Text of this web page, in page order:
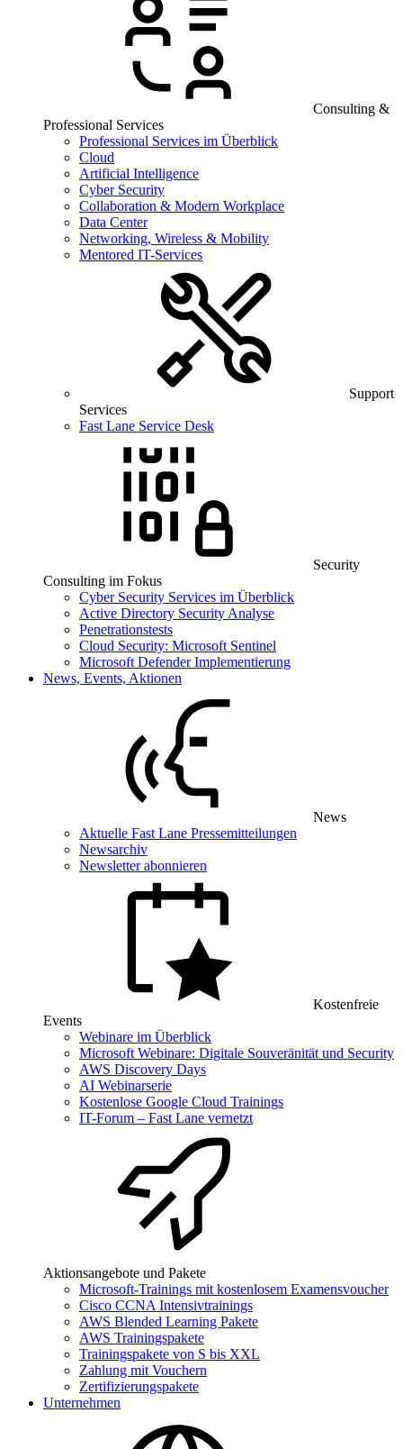
Consulting &
Professional Services
Professional Services im Überblick
Cloud
Artificial Intelligence
Cyber Security
Collaboration & Modern Workplace
Data Center
Networking, Wireless & Mobility
Mentored IT-Services
Support
Services
Fast Lane Service Desk
Security
Consulting im Fokus
Cyber Security Services im Überblick
Active Directory Security Analyse
Penetrationstests
Cloud Security: Microsoft Sentinel
Microsoft Defender Implementierung
News, Events, Aktionen
News
Aktuelle Fast Lane Pressemitteilungen
Newsarchiv
Newsletter abonnieren
Kostenfreie
Events
Webinare im Überblick
Microsoft Webinare: Digitale Souveränität und Security
AWS Discovery Days
AI Webinarserie
Kostenlose Google Cloud Trainings
IT-Forum – Fast Lane vernetzt
Aktionsangebote und Pakete
Microsoft-Trainings mit kostenlosem Examensvoucher
Cisco CCNA Intensivtrainings
AWS Blended Learning Pakete
AWS Trainingspakete
Trainingspakete von S bis XXL
Zahlung mit Vouchern
Zertifizierungspakete
Unternehmen